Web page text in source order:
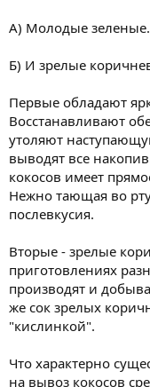
А) Молодые зеленые.
Б) И зрелые
Первые обладают
Восстанавливают
утоляют
выводят все
кокосов имеет
Нежно тающая во
послевкусия.
Вторые - зрелые
приготовлениях
производят и
же сок зрелых
"кислинкой".
Что характерно
на вывоз кокосов